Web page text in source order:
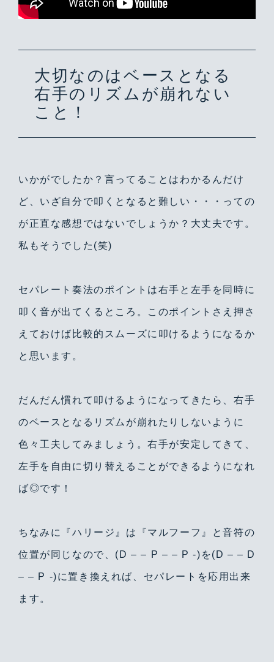
大切なのはベースとなる
右手のリズムが崩れない
こと！
いかがでしたか？言ってることはわかるんだけ
ど、いざ自分で叩くとなると難しい・・・っての
が正直な感想ではないでしょうか？大丈夫です。
私もそうでした(笑)
セパレート奏法のポイントは右手と左手を同時に
叩く音が出てくるところ。このポイントさえ押さ
えておけば比較的スムーズに叩けるようになるか
と思います。
だんだん慣れて叩けるようになってきたら、右手
のベースとなるリズムが崩れたりしないように
色々工夫してみましょう。右手が安定してきて、
左手を自由に切り替えることができるようになれ
ば◎です！
ちなみに『ハリージ』は『マルフーフ』と音符の
位置が同じなので、(D – – P – – P -)を(D – – D
– – P -)に置き換えれば、セパレートを応用出来
ます。